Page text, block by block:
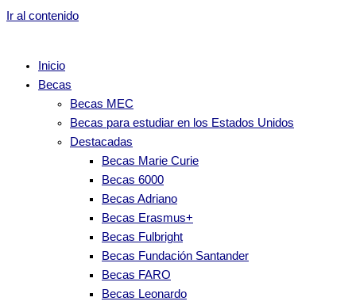
Ir al contenido
Inicio
Becas
Becas MEC
Becas para estudiar en los Estados Unidos
Destacadas
Becas Marie Curie
Becas 6000
Becas Adriano
Becas Erasmus+
Becas Fulbright
Becas Fundación Santander
Becas FARO
Becas Leonardo